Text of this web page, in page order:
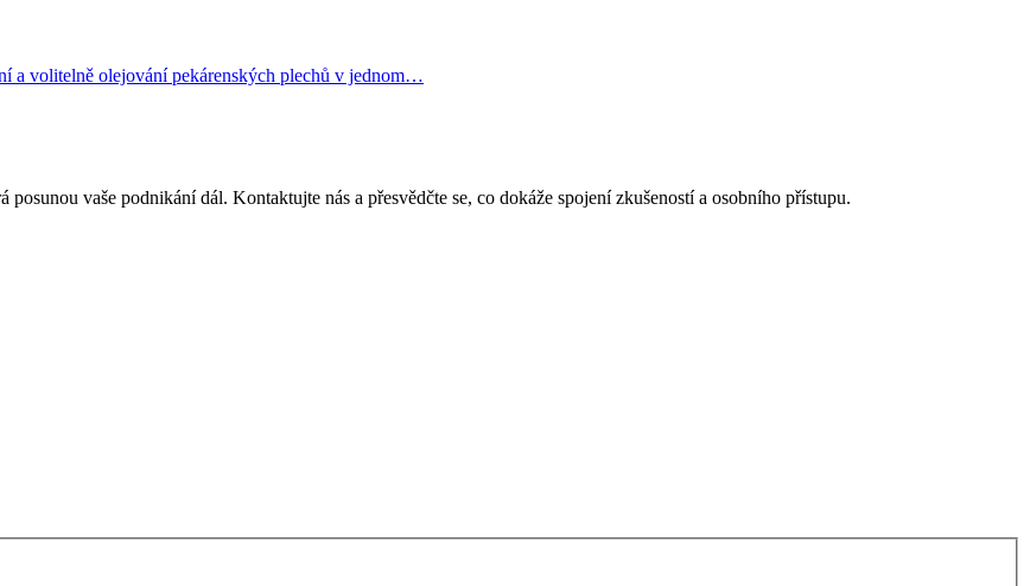
a volitelně olejování pekárenských plechů v jednom…
vaše podnikání dál. Kontaktujte nás a přesvědčte se, co dokáže spojení zkušeností a osobního přístupu.